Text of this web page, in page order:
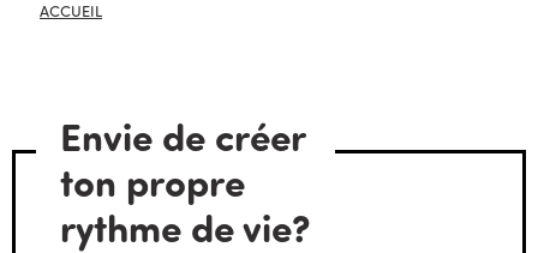
ACCUEIL
Envie de créer
ton propre
rythme de vie?